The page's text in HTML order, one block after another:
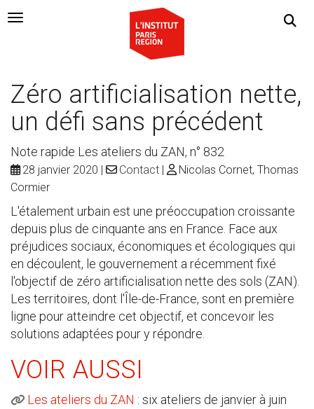
Navigation Toggle
Zéro artificialisation nette,
un défi sans précédent
Note rapide Les ateliers du ZAN, n° 832
28 janvier 2020 Contact
Nicolas Cornet, Thomas
Cormier
L'étalement urbain est une préoccupation croissante
depuis plus de cinquante ans en France. Face aux
préjudices sociaux, économiques et écologiques qui
en découlent, le gouvernement a récemment fixé
l'objectif de zéro artificialisation nette des sols (ZAN).
Les territoires, dont l'Île-de-France, sont en première
ligne pour atteindre cet objectif, et concevoir les
solutions adaptées pour y répondre.
VOIR AUSSI
Les ateliers du ZAN : six ateliers de janvier à juin